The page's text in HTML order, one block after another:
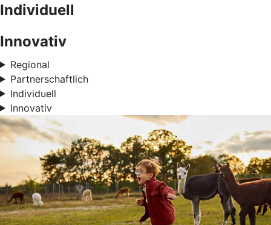
Individuell
Innovativ
Regional
Partnerschaftlich
Individuell
Innovativ